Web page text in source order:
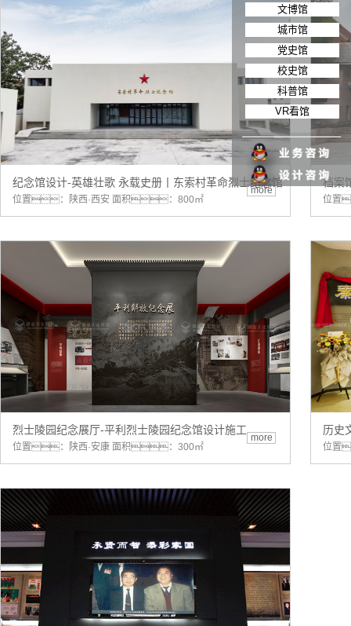
纪念馆设计-英雄壮歌 永载史册丨东索村革命烈士纪念馆
位置：陕西·西安 面积：800㎡
more
档案
位置
烈士陵园纪念展厅-平利烈士陵园纪念馆设计施工
位置：陕西·安康 面积：300㎡
more
历史
位置
文博馆
城市馆
党史馆
校史馆
科普馆
VR看馆